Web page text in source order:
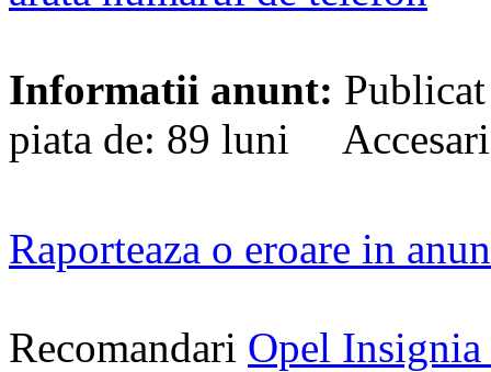
Informatii anunt:
piata de: 89 luni
Raporteaza o eroare in
Recomandari Opel Insignia